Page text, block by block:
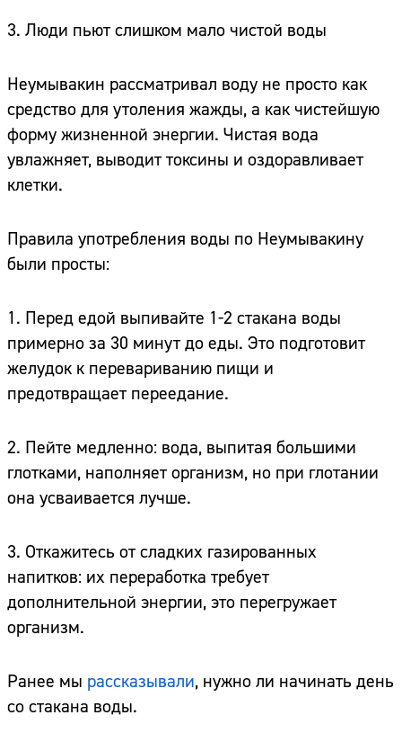
3. Люди пьют слишком мало чистой воды
Неумывакин рассматривал воду не просто как
средство для утоления жажды, а как чистейшую
форму жизненной энергии. Чистая вода
увлажняет, выводит токсины и оздоравливает
клетки.
Правила употребления воды по Неумывакину
были просты:
1. Перед едой выпивайте 1-2 стакана воды
примерно за 30 минут до еды. Это подготовит
желудок к перевариванию пищи и
предотвращает переедание.
2. Пейте медленно: вода, выпитая большими
глотками, наполняет организм, но при глотании
она усваивается лучше.
3. Откажитесь от сладких газированных
напитков: их переработка требует
дополнительной энергии, это перегружает
организм.
Ранее мы рассказывали, нужно ли начинать день
со стакана воды.